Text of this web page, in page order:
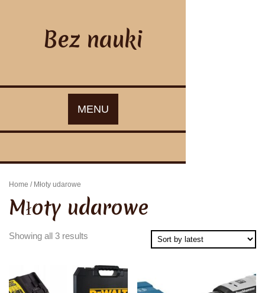
Bez nauki
MENU
Home / Młoty udarowe
Młoty udarowe
Showing all 3 results